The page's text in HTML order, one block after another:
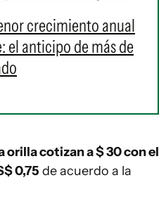
crecimiento anual
el anticipo de más de
orilla cotizan a $ 30 con el
0,75 de acuerdo a la